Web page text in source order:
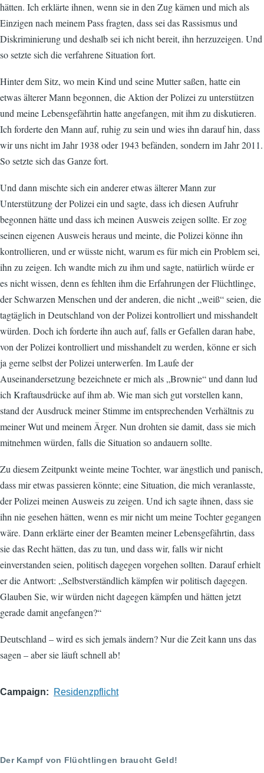
hätten. Ich erklärte ihnen, wenn sie in den Zug kämen und mich als
Einzigen nach meinem Pass fragten, dass sei das Rassismus und
Diskriminierung und deshalb sei ich nicht bereit, ihn herzuzeigen. Und
so setzte sich die verfahrene Situation fort.
Hinter dem Sitz, wo mein Kind und seine Mutter saßen, hatte ein
etwas älterer Mann begonnen, die Aktion der Polizei zu unterstützen
und meine Lebensgefährtin hatte angefangen, mit ihm zu diskutieren.
Ich forderte den Mann auf, ruhig zu sein und wies ihn darauf hin, dass
wir uns nicht im Jahr 1938 oder 1943 befänden, sondern im Jahr 2011.
So setzte sich das Ganze fort.
Und dann mischte sich ein anderer etwas älterer Mann zur
Unterstützung der Polizei ein und sagte, dass ich diesen Aufruhr
begonnen hätte und dass ich meinen Ausweis zeigen sollte. Er zog
seinen eigenen Ausweis heraus und meinte, die Polizei könne ihn
kontrollieren, und er wüsste nicht, warum es für mich ein Problem sei,
ihn zu zeigen. Ich wandte mich zu ihm und sagte, natürlich würde er
es nicht wissen, denn es fehlten ihm die Erfahrungen der Flüchtlinge,
der Schwarzen Menschen und der anderen, die nicht „weiß“ seien, die
tagtäglich in Deutschland von der Polizei kontrolliert und misshandelt
würden. Doch ich forderte ihn auch auf, falls er Gefallen daran habe,
von der Polizei kontrolliert und misshandelt zu werden, könne er sich
ja gerne selbst der Polizei unterwerfen. Im Laufe der
Auseinandersetzung bezeichnete er mich als „Brownie“ und dann lud
ich Kraftausdrücke auf ihm ab. Wie man sich gut vorstellen kann,
stand der Ausdruck meiner Stimme im entsprechenden Verhältnis zu
meiner Wut und meinem Ärger. Nun drohten sie damit, dass sie mich
mitnehmen würden, falls die Situation so andauern sollte.
Zu diesem Zeitpunkt weinte meine Tochter, war ängstlich und panisch,
dass mir etwas passieren könnte; eine Situation, die mich veranlasste,
der Polizei meinen Ausweis zu zeigen. Und ich sagte ihnen, dass sie
ihn nie gesehen hätten, wenn es mir nicht um meine Tochter gegangen
wäre. Dann erklärte einer der Beamten meiner Lebensgefährtin, dass
sie das Recht hätten, das zu tun, und dass wir, falls wir nicht
einverstanden seien, politisch dagegen vorgehen sollten. Darauf erhielt
er die Antwort: „Selbstverständlich kämpfen wir politisch dagegen.
Glauben Sie, wir würden nicht dagegen kämpfen und hätten jetzt
gerade damit angefangen?“
Deutschland – wird es sich jemals ändern? Nur die Zeit kann uns das
sagen – aber sie läuft schnell ab!
Campaign Residenzpflicht
Der Kampf von Flüchtlingen braucht Geld!